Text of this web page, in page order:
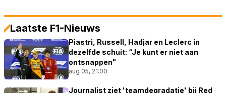
Laatste F1-Nieuws
Piastri, Russell, Hadjar en Leclerc in
dezelfde schuit: “Je kunt er niet aan
ontsnappen"
aug 05, 21:00
Journalist ziet 'teamdegradatie' bij Red